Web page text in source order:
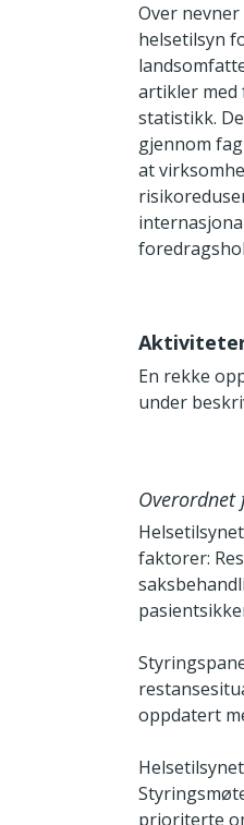
Over
helsetilsyn
artikler med
statistikk.
gjennom
at
En rekke
under
faktorer:
oppdatert
prioriterte